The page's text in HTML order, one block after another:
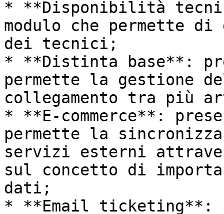
* **Disponibilità
modulo che permette
dei tecnici;
* **Distinta base**:
permette la gestione
collegamento tra più
* **E-commerce**:
permette la
servizi esterni
sul concetto di
dati;
* **Email ticketing**: